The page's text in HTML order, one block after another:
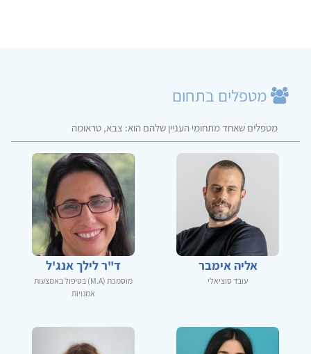
מטפלים בתחום
מטפלים שאחד מתחומי העניין שלהם הוא: צבא, טראומה
אליה אימבר
עובד סוציאלי
ד"ר לילך אנג'ל
מוסמכת (M.A) בטיפול באמצעות
אמנויות